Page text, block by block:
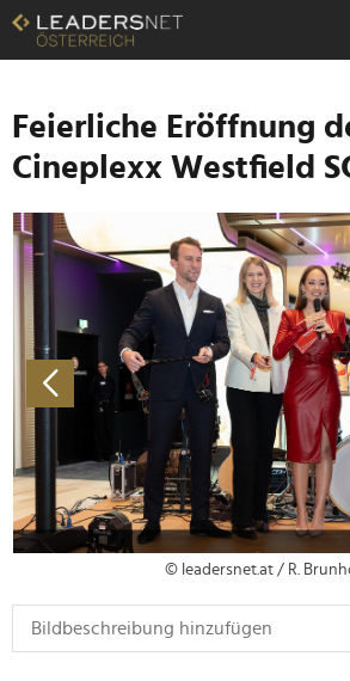
Zum
Inhalt
Zur
Navigation
Zur
Hauptnavigation
Feierliche Eröffnung
Cineplexx Westfield
© leadersnet.at / R.